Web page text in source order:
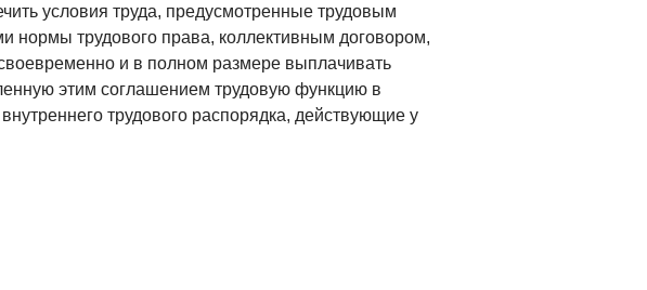
условия труда, предусмотренные трудовым
трудового права, коллективным договором,
и в полном размере выплачивать
этим соглашением трудовую функцию в
трудового распорядка, действующие у